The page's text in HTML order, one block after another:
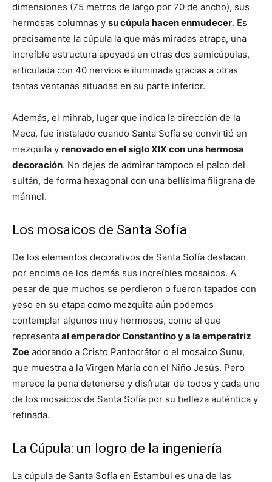
dimensiones (75 metros de largo por 70 de ancho), sus
hermosas columnas y su cúpula hacen enmudecer. Es
precisamente la cúpula la que más miradas atrapa, una
increíble estructura apoyada en otras dos semicúpulas,
articulada con 40 nervios e iluminada gracias a otras
tantas ventanas situadas en su parte inferior.
Además, el mihrab, lugar que indica la dirección de la
Meca, fue instalado cuando Santa Sofía se convirtió en
mezquita y renovado en el siglo XIX con una hermosa
decoración. No dejes de admirar tampoco el palco del
sultán, de forma hexagonal con una bellísima filigrana de
mármol.
Los mosaicos de Santa Sofía
De los elementos decorativos de Santa Sofía destacan
por encima de los demás sus increíbles mosaicos. A
pesar de que muchos se perdieron o fueron tapados con
yeso en su etapa como mezquita aún podemos
contemplar algunos muy hermosos, como el que
representaal emperador Constantino y a la emperatriz
Zoe adorando a Cristo Pantocrátor o el mosaico Sunu,
que muestra a la Virgen María con el Niño Jesús. Pero
merece la pena detenerse y disfrutar de todos y cada uno
de los mosaicos de Santa Sofía por su belleza auténtica y
refinada.
La Cúpula: un logro de la ingeniería
La cúpula de Santa Sofía en Estambul es una de las